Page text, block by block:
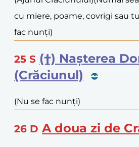
cu miere, poame, covrigi sau
fac nunți)
25 S (†) Nașterea
(Crăciunul)
(Nu se fac nunți)
26 D A doua zi de